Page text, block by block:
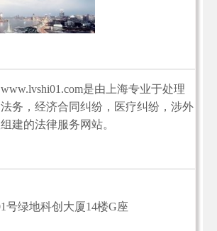
www.lvshi01.com是由上海专业于处理
务，经济合同纠纷，医疗纠纷，涉外
建的法律服务网站。
号绿地科创大厦14楼G座